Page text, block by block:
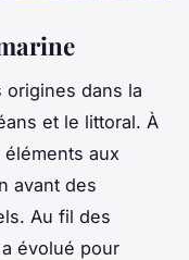
origines dans la
et le littoral. À
éléments aux
avant des
Au fil des
évolué pour